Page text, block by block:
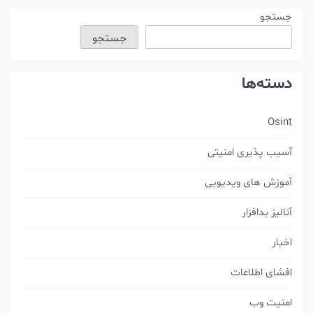
جستجو
جستجو
دسته‌ها
Osint
آسیب پذیری امنیتی
آموزش های ویدیویی
آنالیز بدافزار
افشای اطلاعات
امنیت وب